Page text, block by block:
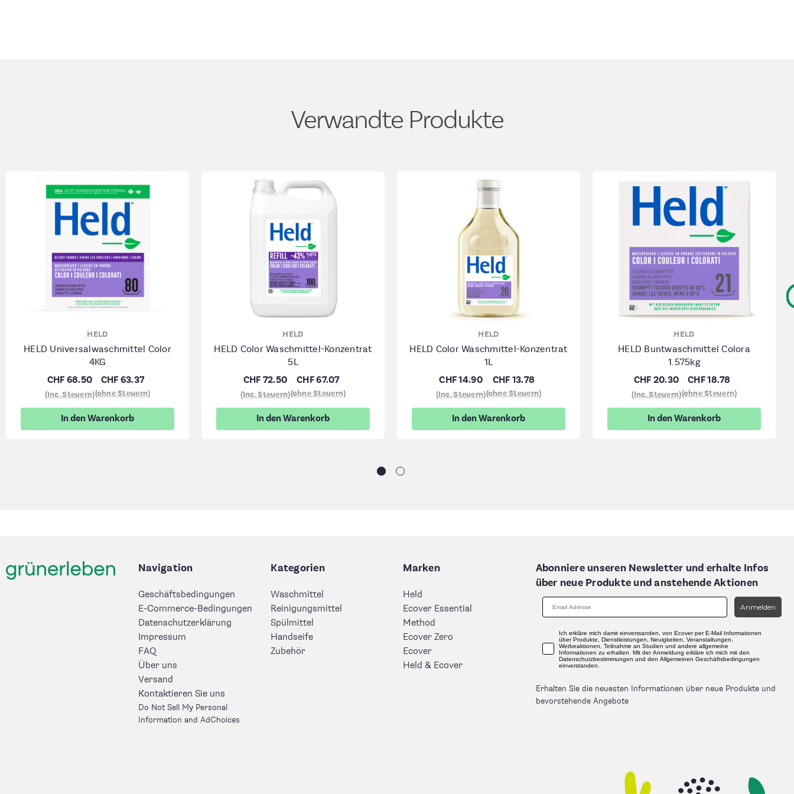
Verwandte Produkte
HELD
HELD Universalwaschmittel Color
4KG
CHF 68.50
(Inc. Steuern)
CHF 63.37
(ohne Steuern)
In den Warenkorb
HELD
HELD Color Waschmittel-Konzentrat
5L
CHF 72.50
(Inc. Steuern)
CHF 67.07
(ohne Steuern)
In den Warenkorb
HELD
HELD Color Waschmittel-Konzentrat
1L
CHF 14.90
(Inc. Steuern)
CHF 13.78
(ohne Steuern)
In den Warenkorb
HELD
HELD Buntwaschmittel Colora
1.575kg
CHF 20.30
(Inc. Steuern)
CHF 18.78
(ohne Steuern)
In den Warenkorb
Navigation
Geschäftsbedingungen
E-Commerce-Bedingungen
Datenschutzerklärung
Impressum
FAQ
Über uns
Versand
Kontaktieren Sie uns
Do Not Sell My Personal
Information and AdChoices
Kategorien
Waschmittel
Reinigungsmittel
Spülmittel
Handseife
Zubehör
Marken
Held
Ecover Essential
Method
Ecover Zero
Ecover
Held & Ecover
Abonniere unseren Newsletter und erhalte Infos
über neue Produkte und anstehende Aktionen
Anmelden
Ich erkläre mich damit einverstanden, von Ecover per E-Mail Informationen
über Produkte, Dienstleistungen, Neuigkeiten, Veranstaltungen,
Werbeaktionen, Teilnahme an Studien und andere allgemeine
Informationen zu erhalten. Mit der Anmeldung erkläre ich mich mit den
Datenschutzbestimmungen und den Allgemeinen Geschäftsbedingungen
einverstanden.
Erhalten Sie die neuesten Informationen über neue Produkte und
bevorstehende Angebote